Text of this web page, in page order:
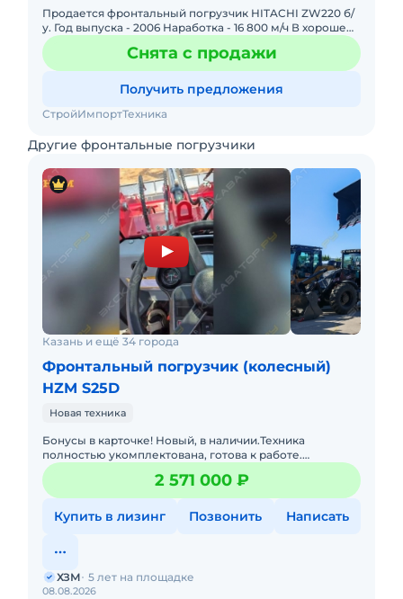
Продается фронтальный погрузчик HITACHI ZW220 б/
у. Год выпуска - 2006 Наработка - 16 800 м/ч В хорошем
состоянии! Все работает! Установлен предпусковой
подогрев
Снята с продажи
Получить предложения
СтройИмпортТехника
Другие фронтальные погрузчики
Казань и ещё 34 города
Фронтальный погрузчик (колесный)
HZM S25D
Новая техника
Бонусы в карточке! Новый, в наличии.Техника
полностью укомплектована, готова к работе.
Основные характеристики- Ковш: 1, 5 м³ под
быстросъёмную каретку (Б2 571 000 ₽
Купить в лизинг Позвонить Написать
08.08.2026
ХЗМ 5 лет на площадке